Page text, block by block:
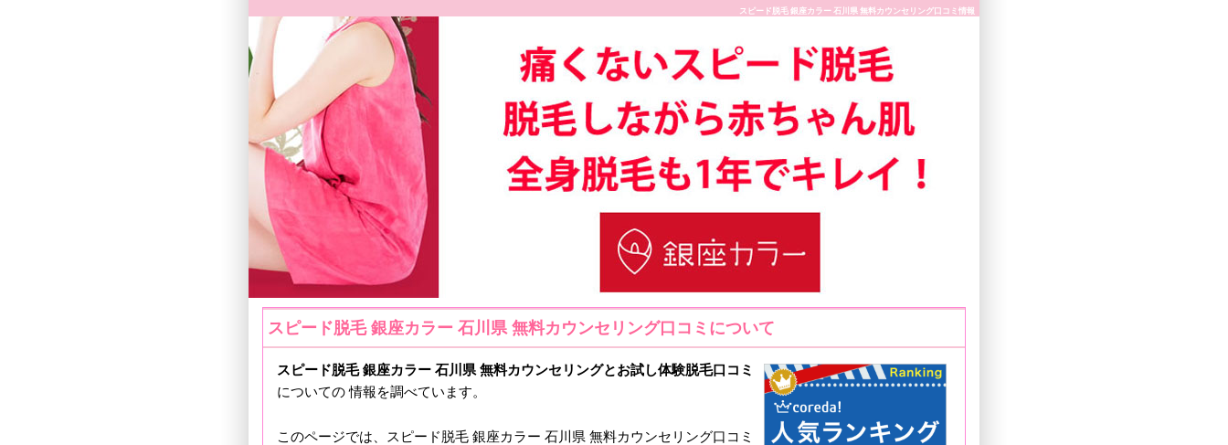
スピード脱毛 銀座カラー 石川県 無料カウンセリング口コミ情報
スピード脱毛 銀座カラー 石川県 無料カウンセリング口コミについて
スピード脱毛 銀座カラー 石川県 無料カウンセリングとお試し体験脱毛口コミ
についての 情報を調べています。
このページでは、スピード脱毛 銀座カラー 石川県 無料カウンセリング口コミ